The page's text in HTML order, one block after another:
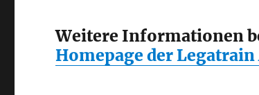
Weitere Informationen
Homepage der Legatrain